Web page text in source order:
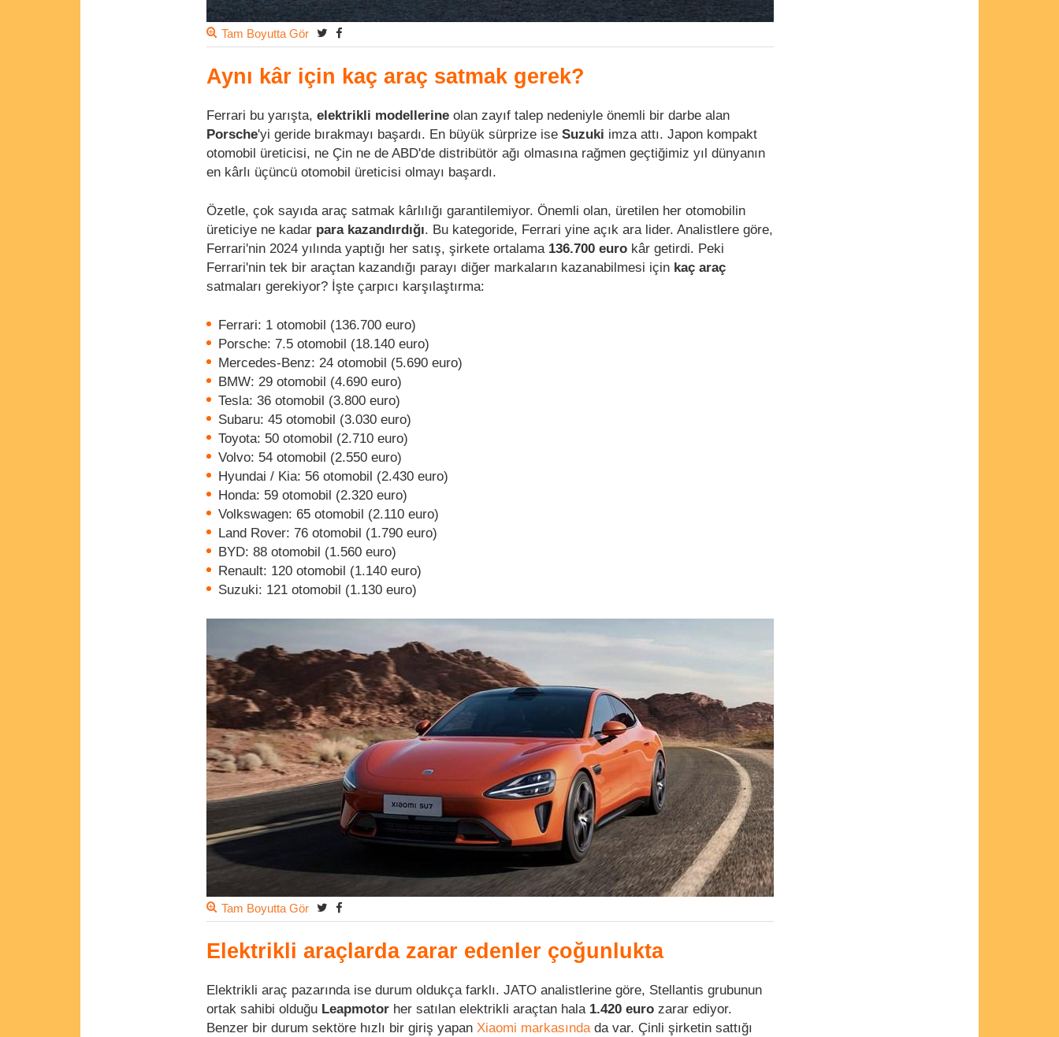
Tam Boyutta Gör
Aynı kâr için kaç araç satmak gerek?
Ferrari bu yarışta, elektrikli modellerine olan zayıf talep nedeniyle önemli bir darbe alan
Porsche'yi geride bırakmayı başardı. En büyük sürprize ise Suzuki imza attı. Japon kompakt
otomobil üreticisi, ne Çin ne de ABD'de distribütör ağı olmasına rağmen geçtiğimiz yıl dünyanın
en kârlı üçüncü otomobil üreticisi olmayı başardı.
Özetle, çok sayıda araç satmak kârlılığı garantilemiyor. Önemli olan, üretilen her otomobilin
üreticiye ne kadar para kazandırdığı. Bu kategoride, Ferrari yine açık ara lider. Analistlere göre,
Ferrari'nin 2024 yılında yaptığı her satış, şirkete ortalama 136.700 euro kâr getirdi. Peki
Ferrari'nin tek bir araçtan kazandığı parayı diğer markaların kazanabilmesi için kaç araç
satmaları gerekiyor? İşte çarpıcı karşılaştırma:
Ferrari: 1 otomobil (136.700 euro)
Porsche: 7.5 otomobil (18.140 euro)
Mercedes-Benz: 24 otomobil (5.690 euro)
BMW: 29 otomobil (4.690 euro)
Tesla: 36 otomobil (3.800 euro)
Subaru: 45 otomobil (3.030 euro)
Toyota: 50 otomobil (2.710 euro)
Volvo: 54 otomobil (2.550 euro)
Hyundai / Kia: 56 otomobil (2.430 euro)
Honda: 59 otomobil (2.320 euro)
Volkswagen: 65 otomobil (2.110 euro)
Land Rover: 76 otomobil (1.790 euro)
BYD: 88 otomobil (1.560 euro)
Renault: 120 otomobil (1.140 euro)
Suzuki: 121 otomobil (1.130 euro)
Tam Boyutta Gör
Elektrikli araçlarda zarar edenler çoğunlukta
Elektrikli araç pazarında ise durum oldukça farklı. JATO analistlerine göre, Stellantis grubunun
ortak sahibi olduğu Leapmotor her satılan elektrikli araçtan hala 1.420 euro zarar ediyor.
Benzer bir durum sektöre hızlı bir giriş yapan Xiaomi markasındada var. Çinli şirketin sattığı